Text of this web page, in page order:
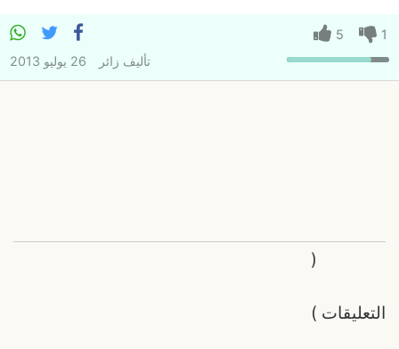
1
5
تأليف زائر 26 يوليو 2013
التعليقات
(
)